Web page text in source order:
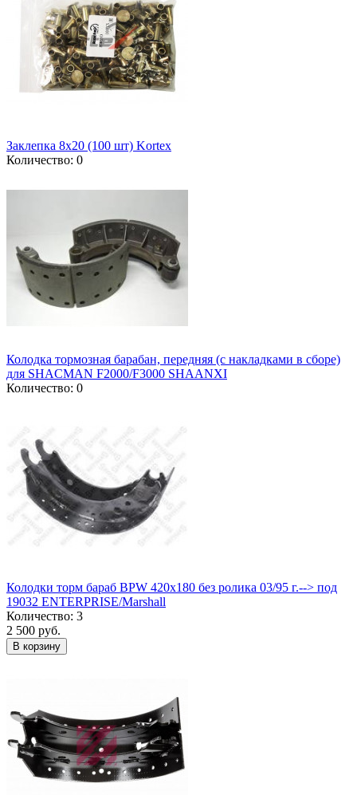
Заклепка 8x20 (100 шт) Kortex
Количество: 0
Колодка тормозная барабан, передняя (с накладками в сборе)
для SHACMAN F2000/F3000 SHAANXI
Количество: 0
Колодки торм бараб BPW 420x180 без ролика 03/95 г.--> под
19032 ENTERPRISE/Marshall
Количество: 3
2 500 руб.
В корзину